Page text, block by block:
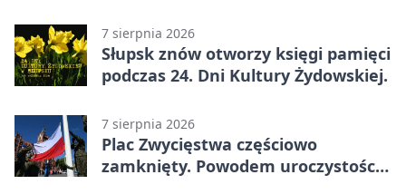
7 sierpnia 2026
Słupsk znów otworzy księgi pamięci
podczas 24. Dni Kultury Żydowskiej.
7 sierpnia 2026
Plac Zwycięstwa częściowo
zamknięty. Powodem uroczystości